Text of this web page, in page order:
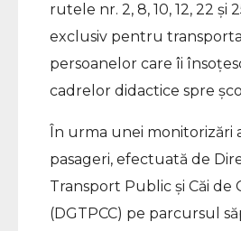
rutele nr. 2, 8, 10, 12, 22 și
exclusiv pentru
persoanelor care îi
cadrelor didactice spre
În urma unei monitorizări
pasageri, efectuată de
Transport Public și Căi de
(DGTPCC) pe parcursul